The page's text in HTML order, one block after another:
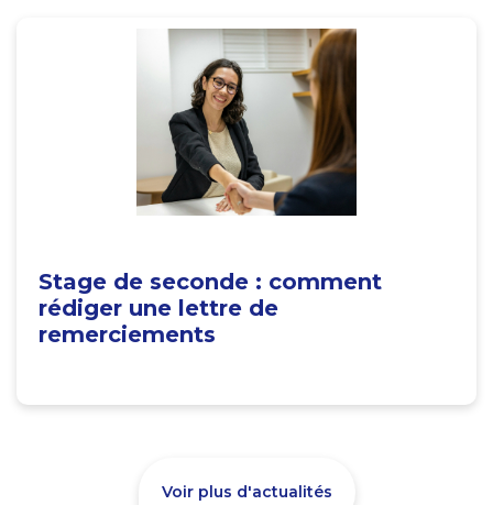
Stage de seconde : comment
rédiger une lettre de
remerciements
Voir plus d'actualités